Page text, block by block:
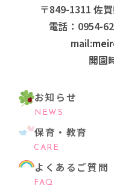
〒849-1311 佐
電話：0954-
mail:
開園
お知らせ
NEWS
保育・教育
CARE
よくあるご質問
FAQ